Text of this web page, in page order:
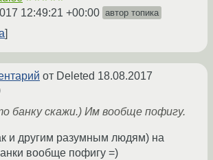
12:49:21 +00:00 автор топика
от Deleted 18.08.2017
банку скажи.) Им вообще пофигу.
и другим разумным людям) на
вообще пофигу =)